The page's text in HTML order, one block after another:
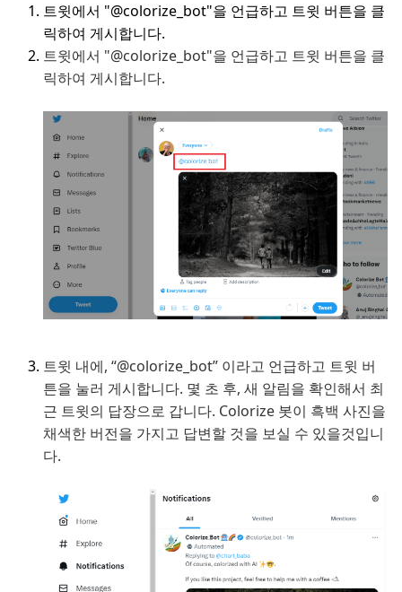
트윗에서 "@colorize_bot"을 언급하고 트윗 버튼을 클
릭하여 게시합니다.
트윗에서 "@colorize_bot"을 언급하고 트윗 버튼을 클
릭하여 게시합니다.
트윗 내에, “@colorize_bot” 이라고 언급하고 트윗 버
튼을 눌러 게시합니다. 몇 초 후, 새 알림을 확인해서 최
근 트윗의 답장으로 갑니다. Colorize 봇이 흑백 사진을
채색한 버전을 가지고 답변할 것을 보실 수 있을것입니
다.